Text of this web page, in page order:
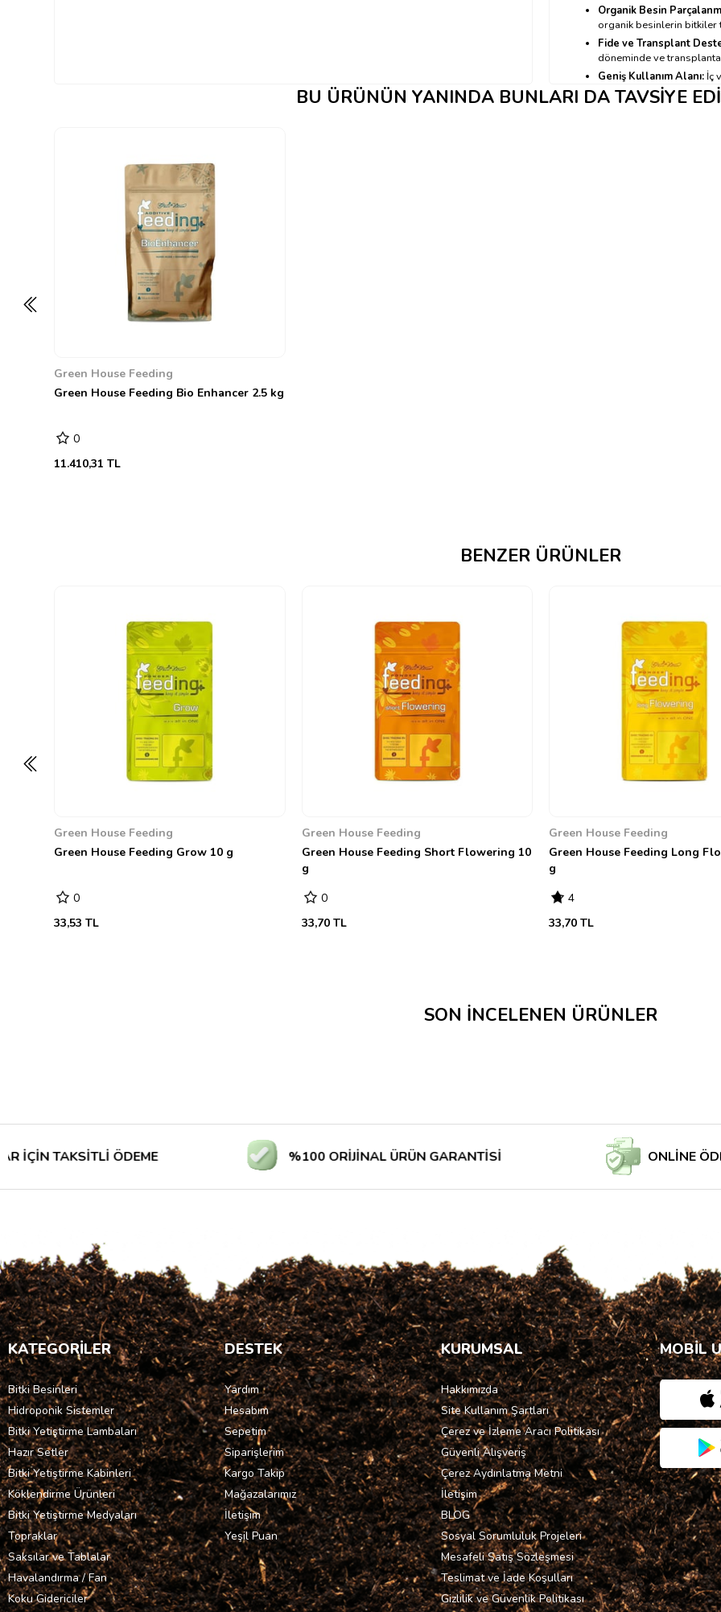
Organik Besin
organik besinlerin bitkiler
Fide ve Transplant
döneminde ve
Geniş Kullanım Alanı: İç
ortamlarında (toprak,
BU ÜRÜNÜN YANINDA BUNLARI DA TAVSIYE
Green House Feeding
Green House Feeding Bio Enhancer 2.5 kg
0
11.410,31 TL
BENZER ÜRÜNLER
Green House Feeding
Green House Feeding Grow 10 g
0
33,53 TL
Green House Feeding
Green House Feeding Short Flowering 10
g
0
33,70 TL
Green House Feeding
Green House Feeding Long
g
4
33,70 TL
SON İNCELENEN ÜRÜNLER
ÖDEME %100 ORİJİNAL ÜRÜN GARANTİSİ ONLİNE ÖDE
KATEGORİLER
Bitki Besinleri
Hidroponik Sistemler
Bitki Yetiştirme Lambaları
Hazır Setler
Bitki Yetiştirme Kabinleri
Köklendirme Ürünleri
Bitki Yetiştirme Medyaları
Topraklar
Saksılar ve Tablalar
Havalandırma / Fan
Koku Gidericiler
DESTEK
Yardım
Hesabım
Sepetim
Siparişlerim
Kargo Takip
Mağazalarımız
İletişim
Yeşil Puan
KURUMSAL
Hakkımızda
Site Kullanım Şartları
Çerez ve İzleme Aracı Politikası
Güvenli Alışveriş
Çerez Aydınlatma Metni
İletişim
BLOG
Sosyal Sorumluluk Projeleri
Mesafeli Satış Sözleşmesi
Teslimat ve İade Koşulları
Gizlilik ve Güvenlik Politikası
MOBİL